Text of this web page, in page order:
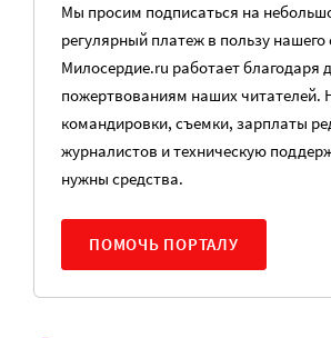
Мы просим подписаться на
регулярный платеж в пользу нашего
Милосердие.ru работает благодаря
пожертвованиям наших читателей.
командировки, съемки, зарплаты
журналистов и техническую
нужны средства.
ПОМОЧЬ ПОРТАЛУ